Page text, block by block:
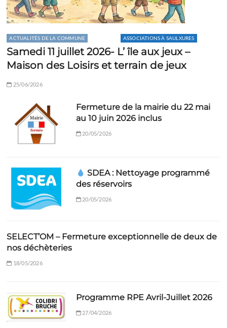
ACTUALITÉS DE LA COMMUNE ASSOCIATIONS À SAULXURES
Samedi 11 juillet 2026- L’ île aux jeux –
Maison des Loisirs et terrain de jeux
25/06/2026
Fermeture de la mairie du 22 mai
au 10 juin 2026 inclus
20/05/2026
SDEA : Nettoyage programmé
des réservoirs
20/05/2026
SELECT’OM – Fermeture exceptionnelle de deux de
nos déchèteries
18/05/2026
Programme RPE Avril-Juillet 2026
27/04/2026